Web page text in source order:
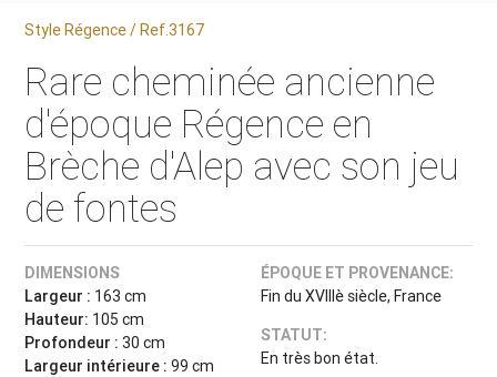
Style Régence / Ref.3167
Rare cheminée ancienne
d'époque Régence en
Brèche d'Alep avec son jeu
de fontes
DIMENSIONS
Largeur : 163 cm
Hauteur: 105 cm
Profondeur : 30 cm
Largeur intérieure :99 cm
ÉPOQUE ET PROVENANCE:
Fin du XVIIIè siècle, France
STATUT:
En très bon état.